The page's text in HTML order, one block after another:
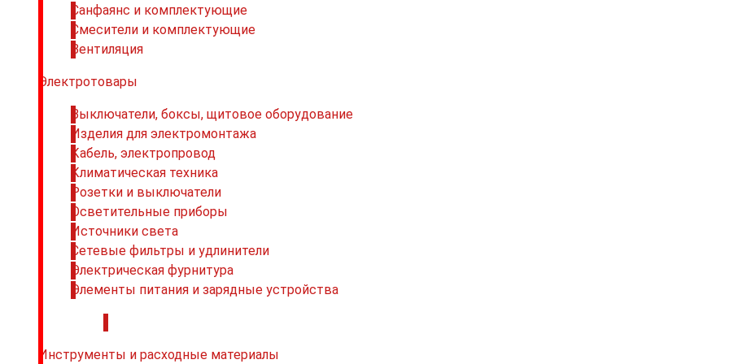
Санфаянс и комплектующие
Смесители и комплектующие
Вентиляция
Электротовары
Выключатели, боксы, щитовое оборудование
Изделия для электромонтажа
Кабель, электропровод
Климатическая техника
Розетки и выключатели
Осветительные приборы
Источники света
Сетевые фильтры и удлинители
Электрическая фурнитура
Элементы питания и зарядные устройства
Инструменты и расходные материалы